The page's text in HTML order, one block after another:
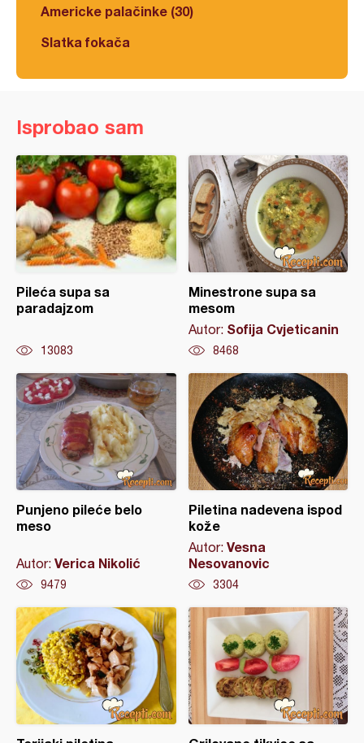
Americke palačinke (30)
Slatka fokača
Isprobao sam
Pileća supa sa
paradajzom
13083
Minestrone supa sa
mesom
Autor: Sofija Cvjeticanin
8468
Punjeno pileće belo
meso
Autor: Verica Nikolić
9479
Piletina nadevena ispod
kože
Autor: Vesna
Nesovanovic
3304